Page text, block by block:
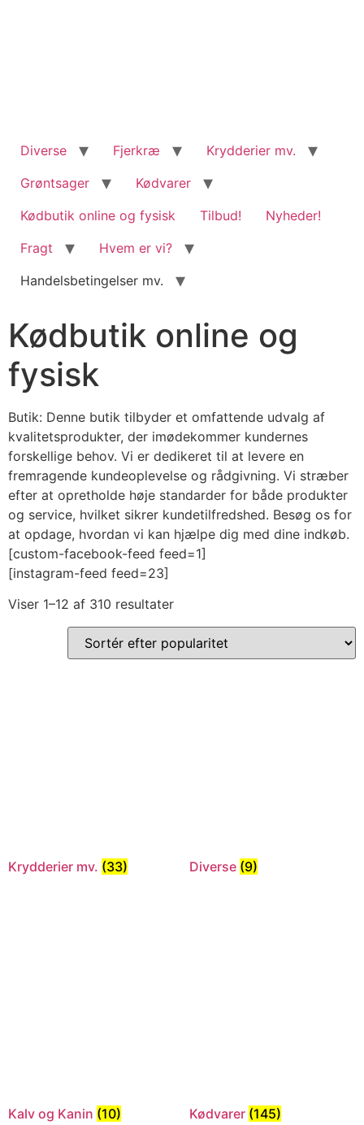
Diverse Fjerkræ
Krydderier mv.
Grøntsager
Kødvarer
Kødbutik online og fysisk
Tilbud!
Nyheder!
Fragt
Hvem er vi?
Handelsbetingelser mv.
Kødbutik online og
fysisk
Butik: Denne butik tilbyder et omfattende udvalg af
kvalitetsprodukter, der imødekommer kundernes
forskellige behov. Vi er dedikeret til at levere en
fremragende kundeoplevelse og rådgivning. Vi stræber
efter at opretholde høje standarder for både produkter
og service, hvilket sikrer kundetilfredshed. Besøg os for
at opdage, hvordan vi kan hjælpe dig med dine indkøb.
[custom-facebook-feed feed=1]
[instagram-feed feed=23]
Viser 1–12 af 310 resultater
Krydderier mv. (33) Diverse (9)
Kalv og Kanin (10) Kødvarer (145)